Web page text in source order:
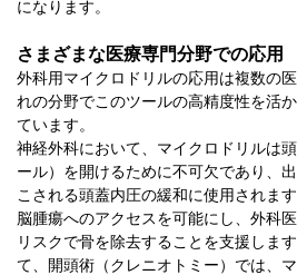
になります。
さまざまな医療専門分野での応用
外科用マイクロドリルの応用は複数の
れの分野でこのツールの高精度性を活
ています。
神経外科において、マイクロドリルは
ール）を開けるために不可欠であり、
こされる頭蓋内圧の緩和に使用されま
脳腫瘍へのアクセスを可能にし、外科
リスクで骨を除去することを支援しま
て、開頭術（クレニオトミー）では、